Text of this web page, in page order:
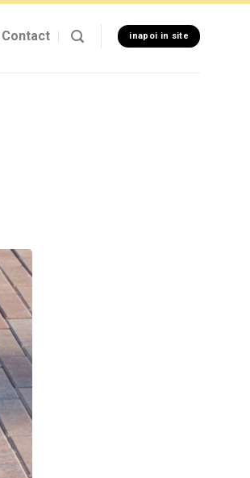
Contact inapoi in site